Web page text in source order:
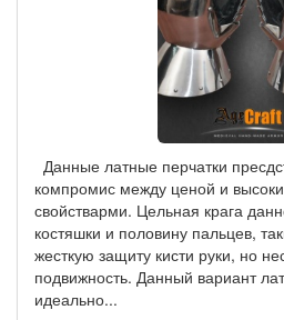
Данные латные перчатки
компромис между ценой и
свойстварми. Цельная крага
костяшки и половину пальцев,
жесткую защиту кисти руки, но
подвижность. Данный вариант
идеально...